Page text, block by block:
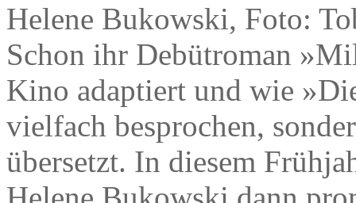
Helene Bukowski, Foto:
Schon ihr Debütroman
Kino adaptiert und wie
vielfach besprochen,
übersetzt. In diesem